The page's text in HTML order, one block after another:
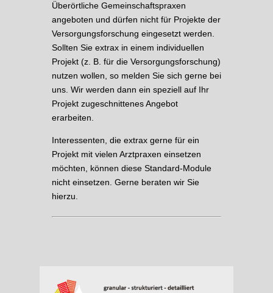
Überörtliche Gemeinschaftspraxen
angeboten und dürfen nicht für Projekte der
Versorgungsforschung eingesetzt werden.
Sollten Sie extrax in einem individuellen
Projekt (z. B. für die Versorgungsforschung)
nutzen wollen, so melden Sie sich gerne bei
uns. Wir werden dann ein speziell auf Ihr
Projekt zugeschnittenes Angebot
erarbeiten.
Interessenten, die extrax gerne für ein
Projekt mit vielen Arztpraxen einsetzen
möchten, können diese Standard-Module
nicht einsetzen. Gerne beraten wir Sie
hierzu.